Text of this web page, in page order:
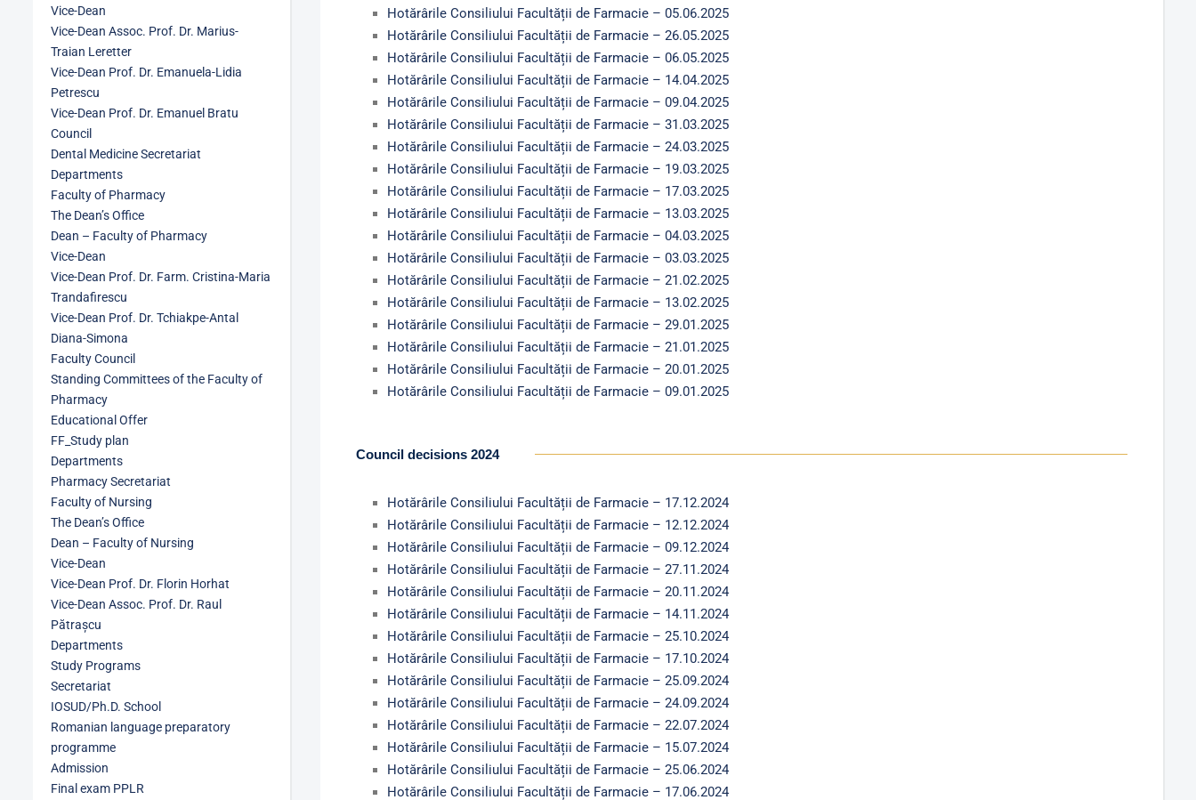
Vice-Dean
Vice-Dean Assoc. Prof. Dr. Marius-
Traian Leretter
Vice-Dean Prof. Dr. Emanuela-Lidia
Petrescu
Vice-Dean Prof. Dr. Emanuel Bratu
Council
Dental Medicine Secretariat
Departments
Faculty of Pharmacy
The Dean’s Office
Dean – Faculty of Pharmacy
Vice-Dean
Vice-Dean Prof. Dr. Farm. Cristina-Maria
Trandafirescu
Vice-Dean Prof. Dr. Tchiakpe-Antal
Diana-Simona
Faculty Council
Standing Committees of the Faculty of
Pharmacy
Educational Offer
FF_Study plan
Departments
Pharmacy Secretariat
Faculty of Nursing
The Dean’s Office
Dean – Faculty of Nursing
Vice-Dean
Vice-Dean Prof. Dr. Florin Horhat
Vice-Dean Assoc. Prof. Dr. Raul
Pătrașcu
Departments
Study Programs
Secretariat
IOSUD/Ph.D. School
Romanian language preparatory
programme
Admission
Final exam PPLR
Hotărârile Consiliului Facultății de Farmacie – 05.06.2025
Hotărârile Consiliului Facultății de Farmacie – 26.05.2025
Hotărârile Consiliului Facultății de Farmacie – 06.05.2025
Hotărârile Consiliului Facultății de Farmacie – 14.04.2025
Hotărârile Consiliului Facultății de Farmacie – 09.04.2025
Hotărârile Consiliului Facultății de Farmacie – 31.03.2025
Hotărârile Consiliului Facultății de Farmacie – 24.03.2025
Hotărârile Consiliului Facultății de Farmacie – 19.03.2025
Hotărârile Consiliului Facultății de Farmacie – 17.03.2025
Hotărârile Consiliului Facultății de Farmacie – 13.03.2025
Hotărârile Consiliului Facultății de Farmacie – 04.03.2025
Hotărârile Consiliului Facultății de Farmacie – 03.03.2025
Hotărârile Consiliului Facultății de Farmacie – 21.02.2025
Hotărârile Consiliului Facultății de Farmacie – 13.02.2025
Hotărârile Consiliului Facultății de Farmacie – 29.01.2025
Hotărârile Consiliului Facultății de Farmacie – 21.01.2025
Hotărârile Consiliului Facultății de Farmacie – 20.01.2025
Hotărârile Consiliului Facultății de Farmacie – 09.01.2025
Council decisions 2024
Hotărârile Consiliului Facultății de Farmacie – 17.12.2024
Hotărârile Consiliului Facultății de Farmacie – 12.12.2024
Hotărârile Consiliului Facultății de Farmacie – 09.12.2024
Hotărârile Consiliului Facultății de Farmacie – 27.11.2024
Hotărârile Consiliului Facultății de Farmacie – 20.11.2024
Hotărârile Consiliului Facultății de Farmacie – 14.11.2024
Hotărârile Consiliului Facultății de Farmacie – 25.10.2024
Hotărârile Consiliului Facultății de Farmacie – 17.10.2024
Hotărârile Consiliului Facultății de Farmacie – 25.09.2024
Hotărârile Consiliului Facultății de Farmacie – 24.09.2024
Hotărârile Consiliului Facultății de Farmacie – 22.07.2024
Hotărârile Consiliului Facultății de Farmacie – 15.07.2024
Hotărârile Consiliului Facultății de Farmacie – 25.06.2024
Hotărârile Consiliului Facultății de Farmacie – 17.06.2024